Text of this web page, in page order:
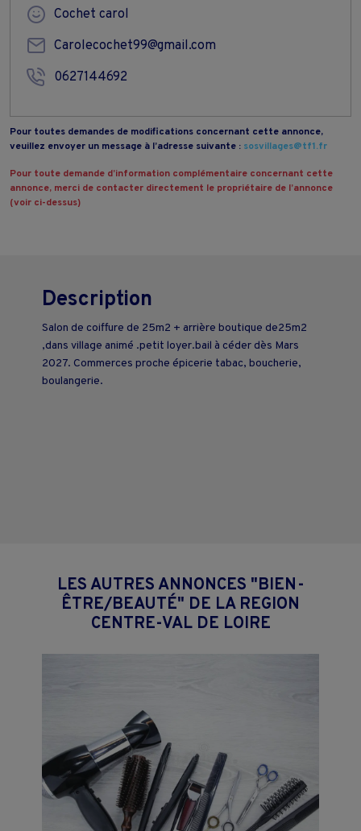
Cochet carol
Carolecochet99@gmail.com
0627144692
Pour toutes demandes de modifications concernant cette annonce,
veuillez envoyer un message à l’adresse suivante : sosvillages@tf1.fr
Pour toute demande d’information complémentaire concernant cette
annonce, merci de contacter directement le propriétaire de l’annonce
(voir ci-dessus)
Description
Salon de coiffure de 25m2 + arrière boutique de25m2
,dans village animé .petit loyer.bail à céder dès Mars
2027. Commerces proche épicerie tabac, boucherie,
boulangerie.
LES AUTRES ANNONCES "BIEN-
ÊTRE/BEAUTÉ" DE LA REGION
CENTRE-VAL DE LOIRE